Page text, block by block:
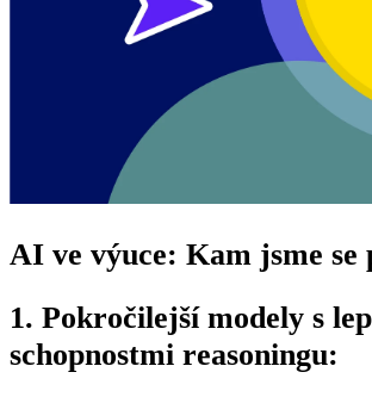
AI ve výuce: Kam jsme se
1. Pokročilejší modely s
schopnostmi reasoningu: